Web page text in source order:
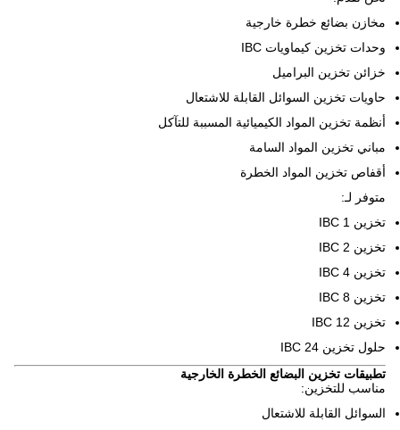
مخازن بضائع خطرة خارجية
وحدات تخزين كيماويات IBC
خزائن تخزين البراميل
حاويات تخزين السوائل القابلة للاشتعال
أنظمة تخزين المواد الكيميائية المسببة للتآكل
مباني تخزين المواد السامة
أقفاص تخزين المواد الخطرة
متوفر لـ:
تخزين 1 IBC
تخزين 2 IBC
تخزين 4 IBC
تخزين 8 IBC
تخزين 12 IBC
حلول تخزين 24 IBC
تطبيقات تخزين البضائع الخطرة الخارجية
مناسب للتخزين:
السوائل القابلة للاشتعال